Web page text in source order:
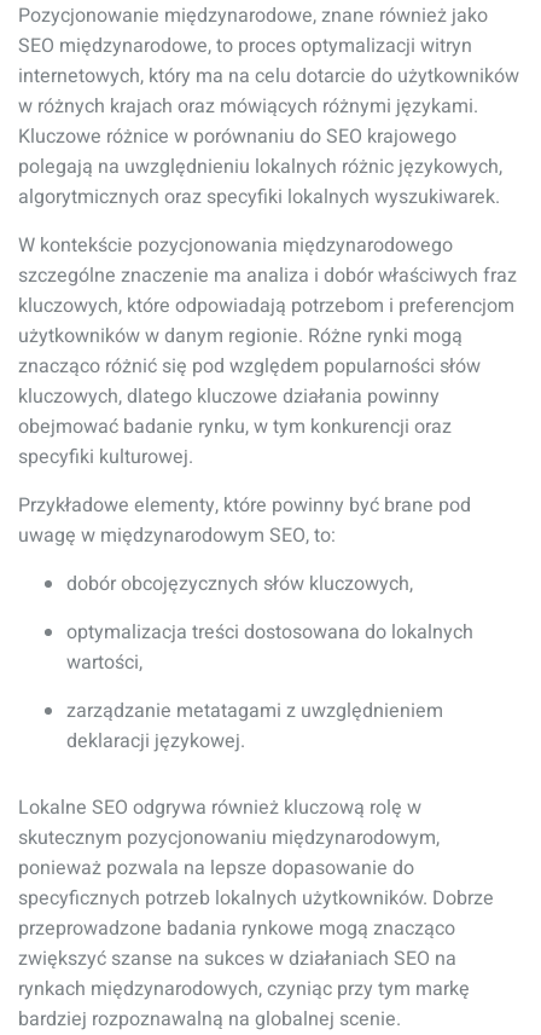
Pozycjonowanie międzynarodowe, znane również jako
SEO międzynarodowe, to proces optymalizacji witryn
internetowych, który ma na celu dotarcie do użytkowników
w różnych krajach oraz mówiących różnymi językami.
Kluczowe różnice w porównaniu do SEO krajowego
polegają na uwzględnieniu lokalnych różnic językowych,
algorytmicznych oraz specyfiki lokalnych wyszukiwarek.
W kontekście pozycjonowania międzynarodowego
szczególne znaczenie ma analiza i dobór właściwych fraz
kluczowych, które odpowiadają potrzebom i preferencjom
użytkowników w danym regionie. Różne rynki mogą
znacząco różnić się pod względem popularności słów
kluczowych, dlatego kluczowe działania powinny
obejmować badanie rynku, w tym konkurencji oraz
specyfiki kulturowej.
Przykładowe elementy, które powinny być brane pod
uwagę w międzynarodowym SEO, to:
dobór obcojęzycznych słów kluczowych,
optymalizacja treści dostosowana do lokalnych
wartości,
zarządzanie metatagami z uwzględnieniem
deklaracji językowej.
Lokalne SEO odgrywa również kluczową rolę w
skutecznym pozycjonowaniu międzynarodowym,
ponieważ pozwala na lepsze dopasowanie do
specyficznych potrzeb lokalnych użytkowników. Dobrze
przeprowadzone badania rynkowe mogą znacząco
zwiększyć szanse na sukces w działaniach SEO na
rynkach międzynarodowych, czyniąc przy tym markę
bardziej rozpoznawalną na globalnej scenie.